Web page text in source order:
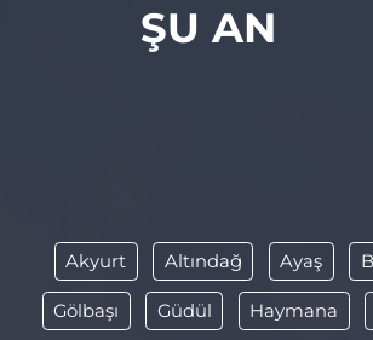
ŞU AN
Akyurt Altındağ Ayaş
Gölbaşı Güdül Haymana